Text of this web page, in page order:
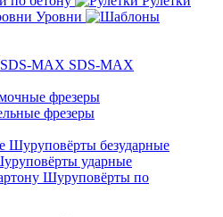
Уровни
SDS-MAX
фрезеры
фрезеры
Шуруповёрты безударные
ударные
Шуруповёрты по